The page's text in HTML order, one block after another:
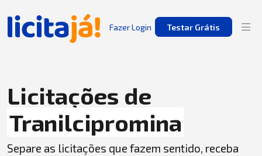
Fazer Login Testar Grátis
Licitações de
Tranilcipromina
Separe as licitações que fazem sentido, receba